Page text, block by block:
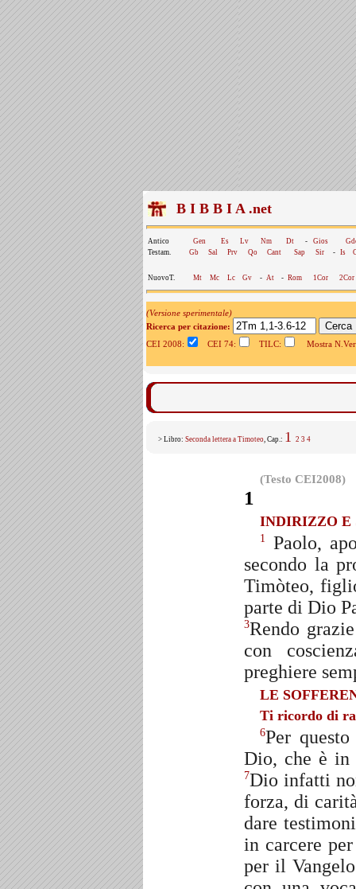
B I B B I A .net
Antico Gen Es Lv Nm Dt - Gios
Testam.
Gb Sal Prv Qo Cant Sap Sir - Is
NuovoT. Mt Mc Lc Gv - At - Rom 1Cor 2Cor
(Versione sperimentale)
Ricerca per citazione:
CEI 2008:
CEI 74: TILC: Mostra
> Libro: Seconda lettera a Timoteo, Cap.: 1 2 3 4
(Testo CEI2008)
1
INDIRIZZO E
1
Paolo,
secondo la
Timòteo,
parte di Dio
3Rendo
con
preghiere
LE
Ti ricordo di
6Per
Dio, che è in
7Dio infatti
forza, di
dare
in carcere
per il